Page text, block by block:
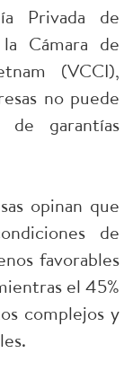
Privada de
Cámara de
(VCCI),
no puede
de garantías
opinan que
de
favorables
el 45%
complejos y